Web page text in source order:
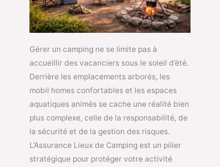
Gérer un camping ne se limite pas à
accueillir des vacanciers sous le soleil d’été.
Derrière les emplacements arborés, les
mobil homes confortables et les espaces
aquatiques animés se cache une réalité bien
plus complexe, celle de la responsabilité, de
la sécurité et de la gestion des risques.
L’Assurance Lieux de Camping est un pilier
stratégique pour protéger votre activité